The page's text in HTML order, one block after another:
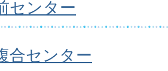
センター
合センター